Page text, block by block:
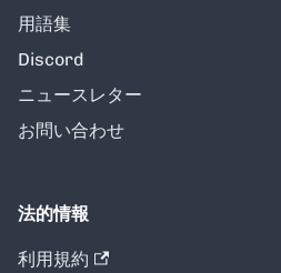
用語集
Discord
ニュースレター
お問い合わせ
法的情報
利用規約